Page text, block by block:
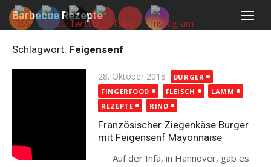
Skip
Barbecue Rezepte
Schlagwort: Feigensenf
Posted
on
28. Oktober 2018
BURGER
FINGERFOOD
FLEISCH
LAMM
REZEPTE
RIND
Französischer Ziegenkäse Burger
mit Feigensenf Mayonnaise
Auf der Infa, in Hannover, gab es